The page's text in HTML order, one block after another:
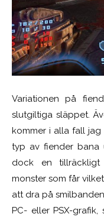
Variationen på
slutgiltiga släppet.
kommer i alla fall
typ av fiender bana
dock en
monster som får
att dra på
PC- eller PSX-